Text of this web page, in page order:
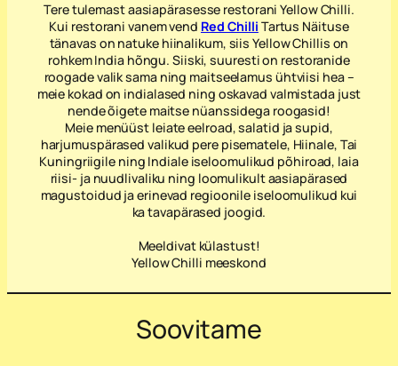
Tere tulemast aasiapärasesse restorani Yellow Chilli.
Kui restorani vanem vend Red Chilli Tartus Näituse
tänavas on natuke hiinalikum, siis Yellow Chillis on
rohkem India hõngu. Siiski, suuresti on restoranide
roogade valik sama ning maitseelamus ühtviisi hea –
meie kokad on indialased ning oskavad valmistada just
nende õigete maitse nüanssidega roogasid!
Meie menüüst leiate eelroad, salatid ja supid,
harjumuspärased valikud pere pisematele, Hiinale, Tai
Kuningriigile ning Indiale iseloomulikud põhiroad, laia
riisi- ja nuudlivaliku ning loomulikult aasiapärased
magustoidud ja erinevad regioonile iseloomulikud kui
ka tavapärased joogid.
Meeldivat külastust!
Yellow Chilli meeskond
Soovitame